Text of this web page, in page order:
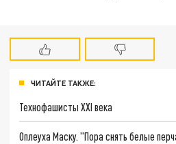
ЧИТАЙТЕ ТАКЖЕ:
Технофашисты XXI века
Оплеуха Маску. "Пора снять белые